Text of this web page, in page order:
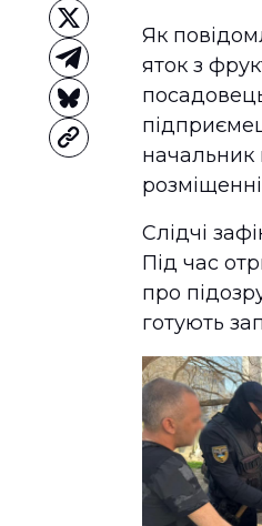
Як
яток з
начальник
Слідчі
Під час
про
готують